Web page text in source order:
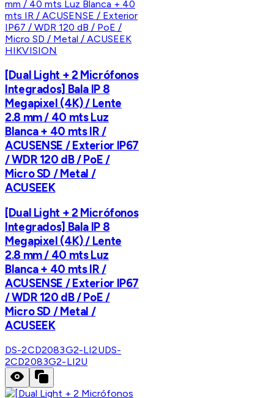
HIKVISION
[Dual Light + 2 Micrófonos
Integrados] Bala IP 8
Megapixel (4K) / Lente
2.8 mm / 40 mts Luz
Blanca + 40 mts IR /
ACUSENSE / Exterior IP67
/ WDR 120 dB / PoE /
Micro SD / Metal /
ACUSEEK
[Dual Light + 2 Micrófonos
Integrados] Bala IP 8
Megapixel (4K) / Lente
2.8 mm / 40 mts Luz
Blanca + 40 mts IR /
ACUSENSE / Exterior IP67
/ WDR 120 dB / PoE /
Micro SD / Metal /
ACUSEEK
DS-2CD2083G2-LI2UDS-
2CD2083G2-LI2U